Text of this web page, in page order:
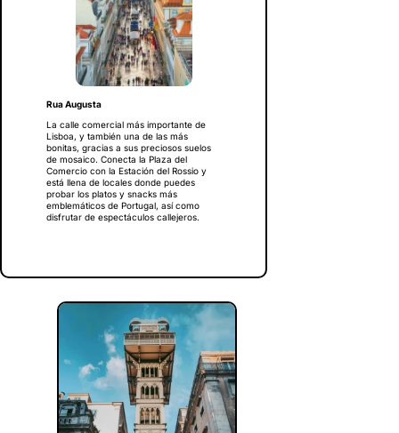
Rua Augusta
La calle comercial más importante de
Lisboa, y también una de las más
bonitas, gracias a sus preciosos suelos
de mosaico. Conecta la Plaza del
Comercio con la Estación del Rossio y
está llena de locales donde puedes
probar los platos y snacks más
emblemáticos de Portugal, así como
disfrutar de espectáculos callejeros.